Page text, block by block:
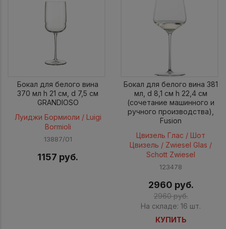
Бокал для белого вина
370 мл h 21 см, d 7,5 см
GRANDIOSO
Луиджи Бормиоли / Luigi
Bormioli
13887/01
1157 руб.
Бокал для белого вина 381
мл, d 8,1 см h 22,4 см
(сочетание машинного и
ручного производства),
Fusion
Цвизель Глас / Шот
Цвизель / Zwiesel Glas /
Schott Zwiesel
123478
2960 руб.
2960 руб.
На складе: 16 шт.
КУПИТЬ